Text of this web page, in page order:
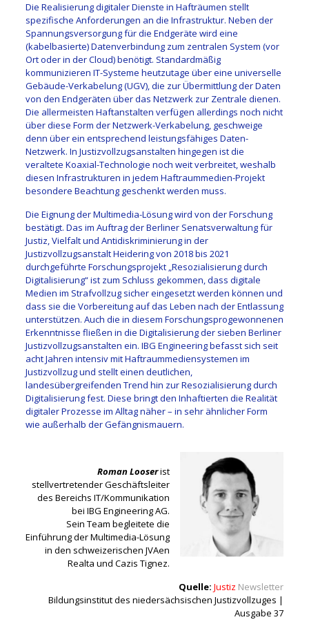
Die Realisierung digitaler Dienste in Hafträumen stellt
spezifische Anforderungen an die Infrastruktur. Neben der
Spannungsversorgung für die Endgeräte wird eine
(kabelbasierte) Datenverbindung zum zentralen System (vor
Ort oder in der Cloud) benötigt. Standardmäßig
kommunizieren IT-Systeme heutzutage über eine universelle
Gebäude-Verkabelung (UGV), die zur Übermittlung der Daten
von den Endgeräten über das Netzwerk zur Zentrale dienen.
Die allermeisten Haftanstalten verfügen allerdings noch nicht
über diese Form der Netzwerk-Verkabelung, geschweige
denn über ein entsprechend leistungsfähiges Daten-
Netzwerk. In Justizvollzugsanstalten hingegen ist die
veraltete Koaxial-Technologie noch weit verbreitet, weshalb
diesen Infrastrukturen in jedem Haftraummedien-Projekt
besondere Beachtung geschenkt werden muss.
Die Eignung der Multimedia-Lösung wird von der Forschung
bestätigt. Das im Auftrag der Berliner Senatsverwaltung für
Justiz, Vielfalt und Antidiskriminierung in der
Justizvollzugsanstalt Heidering von 2018 bis 2021
durchgeführte Forschungsprojekt „Resozialisierung durch
Digitalisierung“ ist zum Schluss gekommen, dass digitale
Medien im Strafvollzug sicher eingesetzt werden können und
dass sie die Vorbereitung auf das Leben nach der Entlassung
unterstützen. Auch die in diesem Forschungsprogewonnenen
Erkenntnisse fließen in die Digitalisierung der sieben Berliner
Justizvollzugsanstalten ein. IBG Engineering befasst sich seit
acht Jahren intensiv mit Haftraummediensystemen im
Justizvollzug und stellt einen deutlichen,
landesübergreifenden Trend hin zur Resozialisierung durch
Digitalisierung fest. Diese bringt den Inhaftierten die Realität
digitaler Prozesse im Alltag näher – in sehr ähnlicher Form
wie außerhalb der Gefängnismauern.
Roman Looserist
stellvertretender Geschäftsleiter
des Bereichs IT/Kommunikation
bei IBG Engineering AG.
Sein Team begleitete die
Einführung der Multimedia-Lösung
in den schweizerischen JVAen
Realta und Cazis Tignez.
Quelle:Justiz Newsletter
Bildungsinstitut des niedersächsischen Justizvollzuges |
Ausgabe 37